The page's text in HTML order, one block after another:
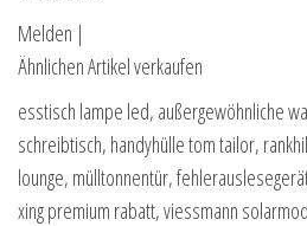
Melden |
Ähnlichen Artikel verkaufen
esstisch lampe led, außergewöhnliche
schreibtisch, handyhülle tom tailor,
lounge, mülltonnentür,
xing premium rabatt, viessmann